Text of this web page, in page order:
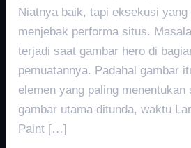
Niatnya baik, tapi eksekusi
menjebak performa situs.
terjadi saat gambar hero di
pemuatannya. Padahal gambar
elemen yang paling
gambar utama ditunda, waktu
Paint […]